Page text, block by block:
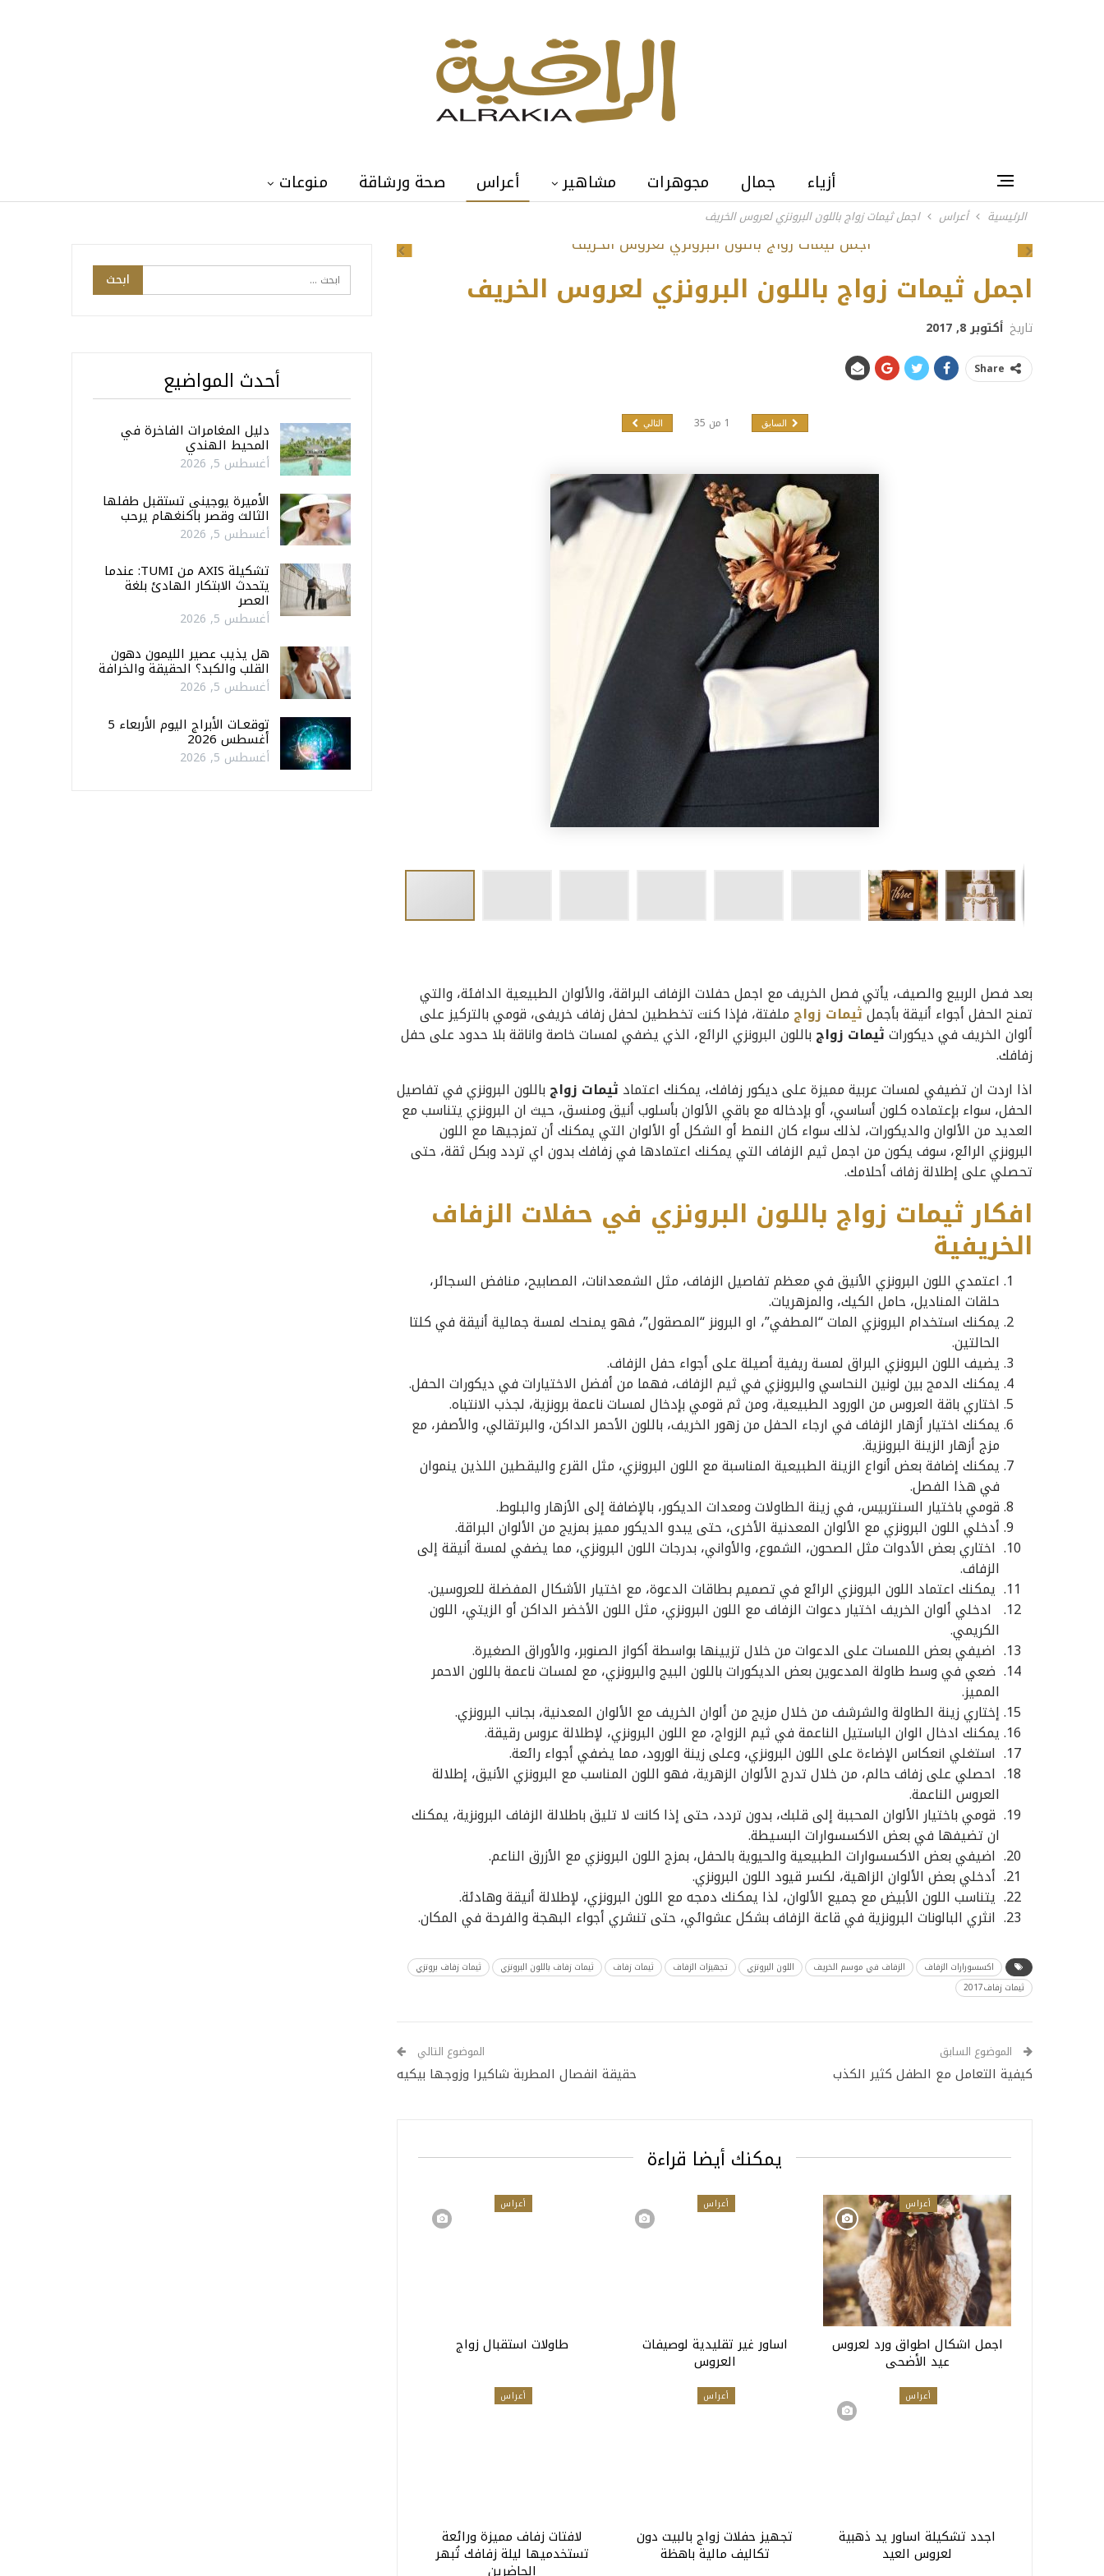
أزياء جمال مجوهرات مشاهير أعراس صحة ورشاقة منوعات
الرئيسية أعراس اجمل ثيمات زواج باللون البرونزي لعروس الخريف
Nextاجمل ثيمات زواج باللون البرونزي لعروس الخريف
تاريخ أكتوبر 8, 2017
Share
السابق 1 من 35 التالي
بعد فصل الربيع والصيف، يأتي فصل الخريف مع اجمل حفلات الزفاف البراقة، والألوان الطبيعية الدافئة، والتي
تمنح الحفل أجواء أنيقة بأجملثيمات زواج ملفتة، فإذا كنت تخططين لحفل زفاف خريفى، قومي بالتركيز على
ألوان الخريف في ديكوراتثيمات زواجباللون البرونزي الرائع، الذي يضفي لمسات خاصة واناقة بلا حدود على حفل
زفافك.
اذا اردت ان تضيفي لمسات عربية مميزة على ديكور زفافك، يمكنك اعتماد ثيمات زواجباللون البرونزي في تفاصيل
الحفل، سواء بإعتماده كلون أساسي، أو بإدخاله مع باقي الألوان بأسلوب أنيق ومنسق، حيث ان البرونزي يتناسب مع
العديد من الألوان والديكورات، لذلك سواء كان النمط أو الشكل أو الألوان التي يمكنك أن تمزجيها مع اللون
البرونزي الرائع، سوف يكون من اجمل ثيم الزفاف التي يمكنك اعتمادها في زفافك بدون اي تردد وبكل ثقة، حتى
تحصلي على إطلالة زفاف أحلامك.
افكار ثيمات زواج باللون البرونزي في حفلات الزفاف
الخريفية
اعتمدي اللون البرونزي الأنيق في معظم تفاصيل الزفاف، مثل الشمعدانات، المصابيح، منافض السجائر،
حلقات المناديل، حامل الكيك، والمزهريات.
يمكنك استخدام البرونزي المات “المطفي”، او البرونز “المصقول”، فهو يمنحك لمسة جمالية أنيقة في كلتا
الحالتين.
يضيف اللون البرونزي البراق لمسة ريفية أصيلة على أجواء حفل الزفاف.
يمكنك الدمج بين لونين النحاسي والبرونزي في ثيم الزفاف، فهما من أفضل الاختيارات في ديكورات الحفل.
اختاري باقة العروس من الورود الطبيعية، ومن ثم قومي بإدخال لمسات ناعمة برونزية، لجذب الانتباه.
يمكنك اختيار أزهار الزفاف في ارجاء الحفل من زهور الخريف، باللون الأحمر الداكن، والبرتقالي، والأصفر، مع
مزج أزهار الزينة البرونزية.
يمكنك إضافة بعض أنواع الزينة الطبيعية المناسبة مع اللون البرونزي، مثل القرع واليقطين اللذين ينموان
في هذا الفصل.
قومي باختيار السنتربيس، في زينة الطاولات ومعدات الديكور، بالإضافة إلى الأزهار والبلوط.
أدخلي اللون البرونزي مع الألوان المعدنية الأخرى، حتى يبدو الديكور مميز بمزيج من الألوان البراقة.
اختاري بعض الأدوات مثل الصحون، الشموع، والأواني، بدرجات اللون البرونزي، مما يضفي لمسة أنيقة إلى
الزفاف.
يمكنك اعتماد اللون البرونزي الرائع في تصميم بطاقات الدعوة، مع اختيار الأشكال المفضلة للعروسين.
ادخلي ألوان الخريف اختيار دعوات الزفاف مع اللون البرونزي، مثل اللون الأخضر الداكن أو الزيتي، اللون
الكريمي.
اضيفي بعض اللمسات على الدعوات من خلال تزيينها بواسطة أكواز الصنوبر، والأوراق الصغيرة.
ضعي في وسط طاولة المدعوين بعض الديكورات باللون البيج والبرونزي، مع لمسات ناعمة باللون الاحمر
المميز.
إختاري زينة الطاولة والشرشف من خلال مزيج من ألوان الخريف مع الألوان المعدنية، بجانب البرونزي.
يمكنك ادخال الوان الباستيل الناعمة في ثيم الزواج، مع اللون البرونزي، لإطلالة عروس رقيقة.
استغلي انعكاس الإضاءة على اللون البرونزي، وعلى زينة الورود، مما يضفي أجواء رائعة.
احصلي على زفاف حالم، من خلال تدرج الألوان الزهرية، فهو اللون المناسب مع البرونزي الأنيق، إطلالة
العروس الناعمة.
قومي باختيار الألوان المحببة إلى قلبك، بدون تردد، حتى إذا كانت لا تليق باطلالة الزفاف البرونزية، يمكنك
ان تضيفها في بعض الاكسسوارات البسيطة.
اضيفي بعض الاكسسوارات الطبيعية والحيوية بالحفل، بمزج اللون البرونزي مع الأزرق الناعم.
أدخلي بعض الألوان الزاهية، لكسر قيود اللون البرونزي.
يتناسب اللون الأبيض مع جميع الألوان، لذا يمكنك دمجه مع اللون البرونزي، لإطلالة أنيقة وهادئة.
انثري البالونات البرونزية في قاعة الزفاف بشكل عشوائي، حتى تنشري أجواء البهجة والفرحة في المكان.
اكسسورارات الزفاف الزفاف في موسم الخريف اللون البرونزي تجهيزات الزفاف ثيمات زفاف ثيمات زفاف باللون البرونزي
ثيمات زفاف برونزي
ثيمات زفاف2017
الموضوع السابق
كيفية التعامل مع الطفل كثير الكذب
الموضوع التالي
حقيقة انفصال المطربة شاكيرا وزوجها بيكيه
يمكنك أيضا قراءة
أعراس
اجمل اشكال اطواق ورد لعروس
عيد الأضحى
أعراس
اساور غير تقليدية لوصيفات
العروس
أعراس
طاولات استقبال زواج
أعراس
اجدد تشكيلة اساور يد ذهبية
لعروس العيد
أعراس
تجهيز حفلات زواج بالبيت دون
تكاليف مالية باهظة
أعراس
لافتات زفاف مميزة ورائعة
تستخدميها ليلة زفافك تُبهر
الحاضرين
أحدث المواضيع
دليل المغامرات الفاخرة في
المحيط الهندي
أغسطس 5, 2026
الأميرة يوجيني تستقبل طفلها
الثالث وقصر باكنغهام يرحب
أغسطس 5, 2026
تشكيلة AXIS من TUMI: عندما
يتحدث الابتكار الهادئ بلغة
العصر
أغسطس 5, 2026
هل يذيب عصير الليمون دهون
القلب والكبد؟ الحقيقة والخرافة
أغسطس 5, 2026
توقعـات الأبراج اليوم الأربعاء 5
أغسطس 2026
أغسطس 5, 2026